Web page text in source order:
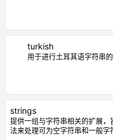
turkish
用于进行土耳其语字符串
strings
提供一组与字符串相关的扩展
法来处理可为空字符串和一般字